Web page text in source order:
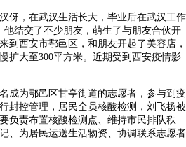
，在武汉生活长大，毕业后在武汉工作
他结交了不少朋友，萌生了与朋友合伙开
到西安市鄠邑区，和朋友开起了美容店，
扩大至300平方米。近期受到西安疫情影
为鄠邑区甘亭街道的志愿者，参与到疫
封控管理，居民全员核酸检测，刘飞扬被
负责布置核酸检测点、维持市民排队秩
、为居民运送生活物资、协调联系志愿者